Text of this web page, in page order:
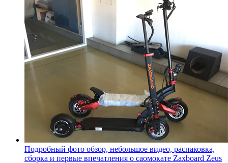
Подробный фото обзор, небольшое видео, распаковка,
сборка и первые впечатления о саомокате Zaxboard Zeus